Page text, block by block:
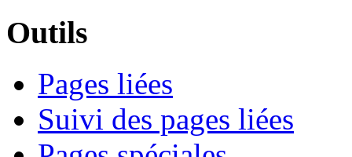
Outils
Pages liées
Suivi des pages liées